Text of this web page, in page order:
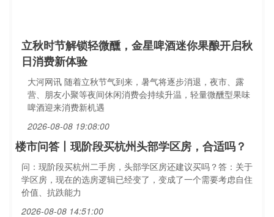
立秋时节解锁轻微醺，金星啤酒迷你果酿开启秋
日消费新体验
大河网讯 随着立秋节气到来，暑气将逐步消退，夜市、露
营、朋友小聚等夜间休闲消费会持续升温，轻量微醺型果味
啤酒迎来消费新机遇
2026-08-08 19:08:00
楼市问答丨现阶段买杭州头部学区房，合适吗？
问：现阶段买杭州二手房，头部学区房还建议买吗？答：关于
学区房，现在的选房逻辑已经变了，变成了一个需要考虑自住
价值、抗跌能力
2026-08-08 14:51:00